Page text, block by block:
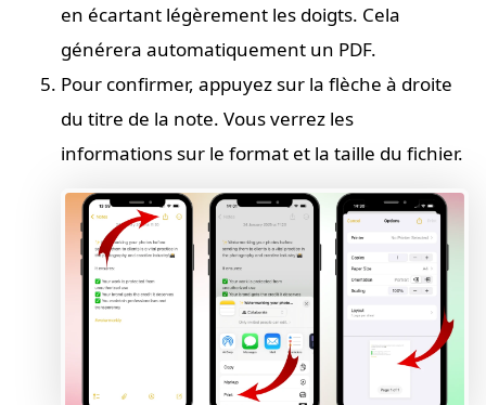
en écartant légèrement les doigts. Cela
générera automatiquement un PDF.
Pour confirmer, appuyez sur la flèche à droite
du titre de la note. Vous verrez les
informations sur le format et la taille du fichier.